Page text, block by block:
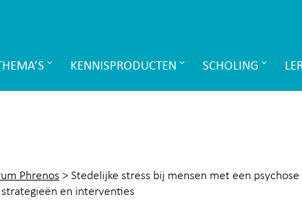
KENNISPRODUCTEN SCHOLING
Phrenos > Stedelijke stress bij mensen met een
strategieën en interventies